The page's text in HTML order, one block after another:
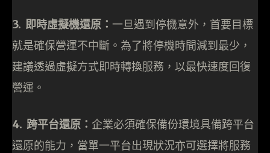
3. 即時虛擬機還原： 一旦遇到停機意外，首要目標
就是確保營運不中斷。為了將停機時間減到最少，
建議透過虛擬方式即時轉換服務，以最快速度回復
營運。
4. 跨平台還原： 企業必須確保備份環境具備跨平台
還原的能力，當單一平台出現狀況亦可選擇將服務